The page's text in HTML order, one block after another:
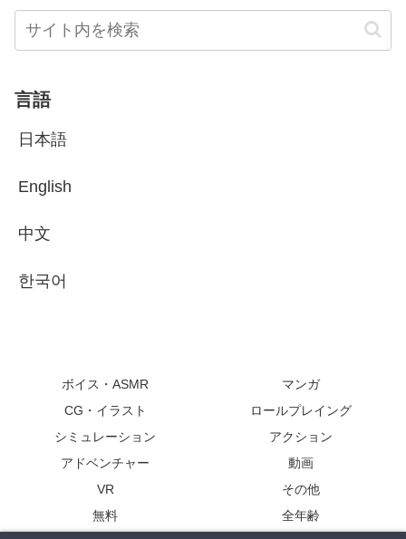
言語
日本語
English
中文
한국어
ボイス・ASMR
マンガ
CG・イラスト
ロールプレイング
シミュレーション
アクション
アドベンチャー
動画
VR
その他
無料
全年齢